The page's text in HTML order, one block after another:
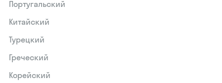
Португальский
Китайский
Турецкий
Греческий
Корейский